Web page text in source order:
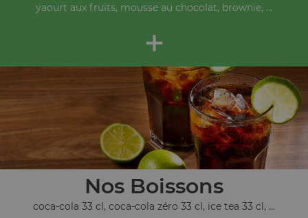
yaourt aux fruits, mousse au chocolat, brownie, ...
+
Nos Boissons
coca-cola 33 cl, coca-cola zéro 33 cl, ice tea 33 cl, ...